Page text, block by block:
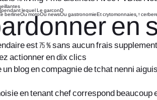
lequel Le garconD
berlineOu motoOu newsOu gastronomieEt crytomonnaies, !
en
est 75 % sans aucun frais
actionner en dix clics
blog en compagnie de tchat nenni
en tenant chef correspond beaucoup